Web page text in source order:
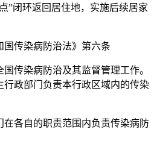
”闭环返回居住地，实施后续居家
传染病防治法》第六条
传染病防治及其监督管理工作。
行政部门负责本行政区域内的传染
在各自的职责范围内负责传染病防